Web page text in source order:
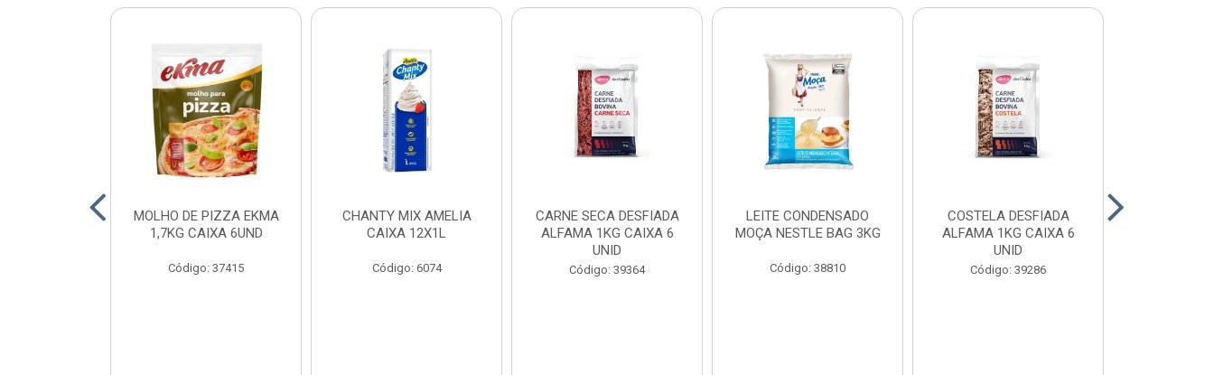
MOLHO DE PIZZA EKMA
1,7KG CAIXA 6UND
Código: 37415
CHANTY MIX AMELIA
CAIXA 12X1L
Código: 6074
CARNE SECA DESFIADA
ALFAMA 1KG CAIXA 6
UNID
Código: 39364
LEITE CONDENSADO
MOÇA NESTLE BAG 3KG
Código: 38810
COSTELA DESFIADA
ALFAMA 1KG CAIXA 6
UNID
Código: 39286